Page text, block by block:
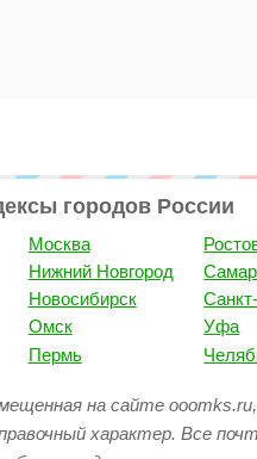
городов России
Москва
Нижний Новгород
Новосибирск
Омск
Пермь
Уфа
на сайте
характер. Все